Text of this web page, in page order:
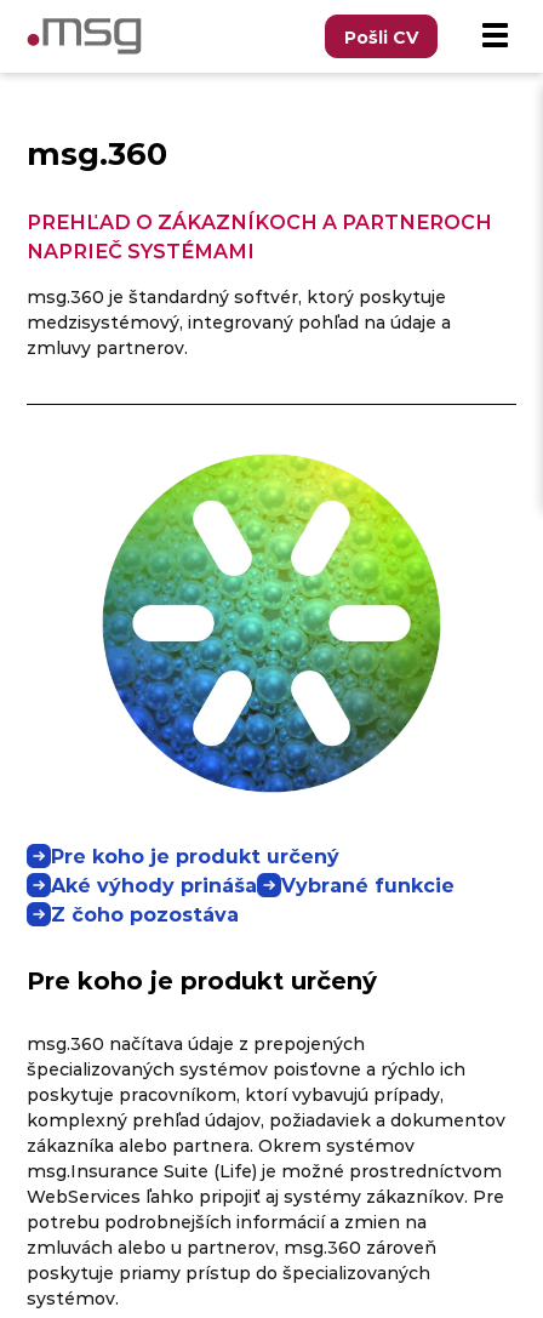
Pošli CV
msg.360
PREHĽAD O ZÁKAZNÍKOCH A PARTNEROCH
NAPRIEČ SYSTÉMAMI
msg.360 je štandardný softvér, ktorý poskytuje
medzisystémový, integrovaný pohľad na údaje a
zmluvy partnerov.
Pre koho je produkt určený
Aké výhody prináša
Vybrané funkcie
Z čoho pozostáva
Pre koho je produkt určený
msg.360 načítava údaje z prepojených
špecializovaných systémov poisťovne a rýchlo ich
poskytuje pracovníkom, ktorí vybavujú prípady,
komplexný prehľad údajov, požiadaviek a dokumentov
zákazníka alebo partnera. Okrem systémov
msg.Insurance Suite (Life) je možné prostredníctvom
WebServices ľahko pripojiť aj systémy zákazníkov. Pre
potrebu podrobnejších informácií a zmien na
zmluvách alebo u partnerov, msg.360 zároveň
poskytuje priamy prístup do špecializovaných
systémov.